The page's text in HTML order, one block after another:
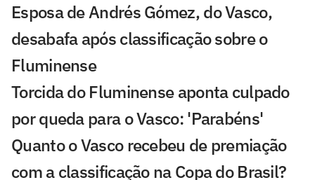
Esposa de Andrés Gómez, do Vasco,
desabafa após classificação sobre o
Fluminense
Torcida do Fluminense aponta culpado
por queda para o Vasco: 'Parabéns'
Quanto o Vasco recebeu de premiação
com a classificação na Copa do Brasil?